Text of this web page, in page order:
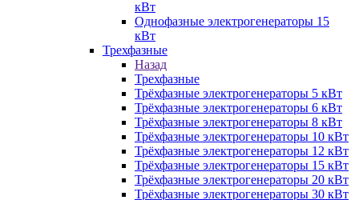
кВт
Однофазные электрогенераторы 15
кВт
Трехфазные
Назад
Трехфазные
Трёхфазные электрогенераторы 5 кВт
Трёхфазные электрогенераторы 6 кВт
Трёхфазные электрогенераторы 8 кВт
Трёхфазные электрогенераторы 10 кВт
Трёхфазные электрогенераторы 12 кВт
Трёхфазные электрогенераторы 15 кВт
Трёхфазные электрогенераторы 20 кВт
Трёхфазные электрогенераторы 30 кВт